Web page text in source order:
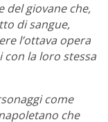
del giovane che,
di sangue,
l’ottava opera
con la loro stessa
come
che